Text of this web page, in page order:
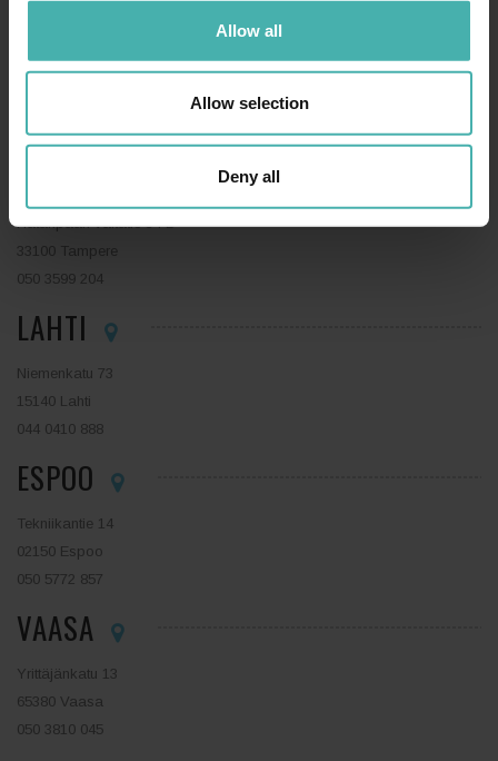
Allow all
Allow selection
Deny all
050 3599 204
Hatanpään valtatie 34 D
33100 Tampere
050 3599 204
LAHTI
Niemenkatu 73
15140 Lahti
044 0410 888
ESPOO
Tekniikantie 14
02150 Espoo
050 5772 857
VAASA
Yrittäjänkatu 13
65380 Vaasa
050 3810 045